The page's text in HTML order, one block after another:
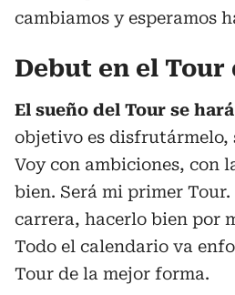
cambiamos y esperamos
Debut en el Tour
El sueño del Tour se
objetivo es disfrutármelo,
Voy con ambiciones, con
bien. Será mi primer
carrera, hacerlo bien por
Todo el calendario va
Tour de la mejor forma.